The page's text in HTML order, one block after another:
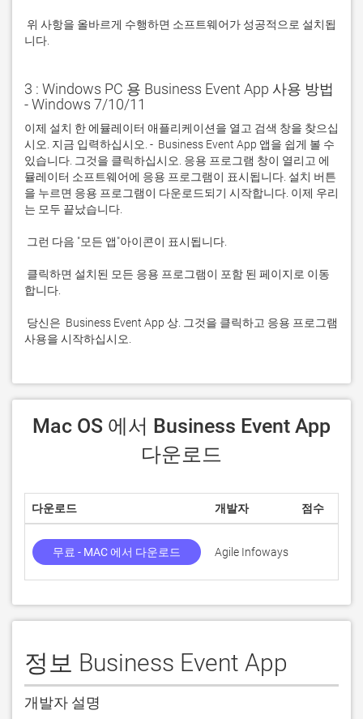
니다.
3 : Windows PC 용 Business Event App 사용 방법
- Windows 7/10/11
이제 설치 한 에뮬레이터 애플리케이션을 열고 검색 창을 찾으십
시오. 지금 입력하십시오. -  Business Event App 앱을 쉽게 볼 수
있습니다. 그것을 클릭하십시오. 응용 프로그램 창이 열리고 에
뮬레이터 소프트웨어에 응용 프로그램이 표시됩니다. 설치 버튼
을 누르면 응용 프로그램이 다운로드되기 시작합니다. 이제 우리
사용을 시작하십시오.
다운로드
다운로드 개발자 점수
무료 - MAC 에서 다운로드 Agile Infoways
정보 Business Event App
개발자 설명